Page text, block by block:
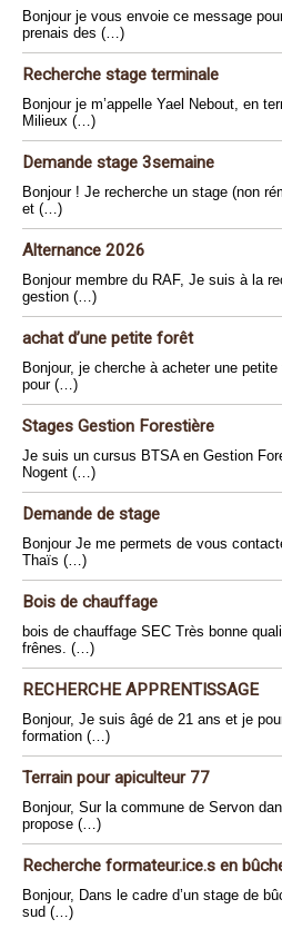
Bonjour je vous envoie ce message
prenais des (…)
Recherche stage terminale
Bonjour je m’appelle Yael Nebout, en
Milieux (…)
Demande stage 3semaine
Bonjour ! Je recherche un stage (non
et (…)
Alternance 2026
Bonjour membre du RAF, Je suis à la
gestion (…)
achat d’une petite forêt
Bonjour, je cherche à acheter une
pour (…)
Stages Gestion Forestière
Je suis un cursus BTSA en Gestion
Nogent (…)
Demande de stage
Bonjour Je me permets de vous
Thaïs (…)
Bois de chauffage
bois de chauffage SEC Très bonne
frênes. (…)
RECHERCHE APPRENTISSAGE
Bonjour, Je suis âgé de 21 ans et je
formation (…)
Terrain pour apiculteur 77
Bonjour, Sur la commune de Servon
propose (…)
Recherche formateur.ice.s en
Bonjour, Dans le cadre d’un stage de
sud (…)